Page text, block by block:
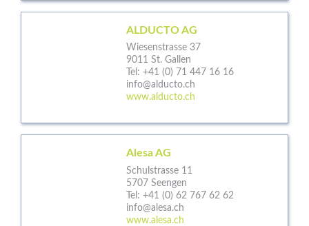
ALDUCTO AG
Wiesenstrasse 37
9011 St. Gallen
Tel: +41 (0) 71 447 16 16
info@alducto.ch
www.alducto.ch
Alesa AG
Schulstrasse 11
5707 Seengen
Tel: +41 (0) 62 767 62 62
info@alesa.ch
www.alesa.ch